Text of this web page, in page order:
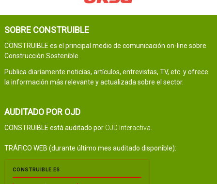
SOBRE CONSTRUIBLE
CONSTRUIBLE es el principal medio de comunicación on-line sobre
Construcción Sostenible.
Publica diariamente noticias, artículos, entrevistas, TV, etc. y ofrece
la información más relevante y actualizada sobre el sector.
AUDITADO POR OJD
CONSTRUIBLE está auditado por OJD Interactiva
TRÁFICO WEB (durante último mes auditado disponible):